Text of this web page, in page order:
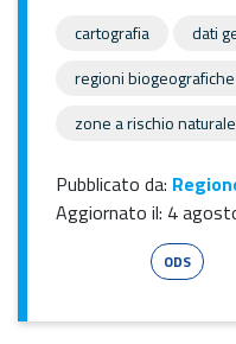
cartografia dati
regioni biogeografiche
zone a rischio naturale
Pubblicato da:
Aggiornato il: 4
ODS